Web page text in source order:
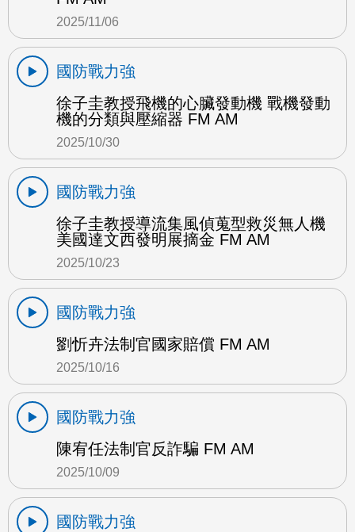
2025/11/06
國防戰力強
徐子圭教授飛機的心臟發動機 戰機發動
機的分類與壓縮器 FM AM
2025/10/30
國防戰力強
徐子圭教授導流集風偵蒐型救災無人機
美國達文西發明展摘金 FM AM
2025/10/23
國防戰力強
劉忻卉法制官國家賠償 FM AM
2025/10/16
國防戰力強
陳宥任法制官反詐騙 FM AM
2025/10/09
國防戰力強